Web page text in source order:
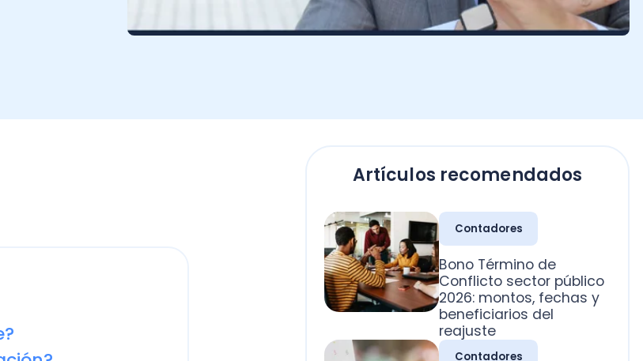
Artículos recomendados
Contadores
Conflicto sector público
2026: montos, fechas y
beneficiarios del
reajuste
Contadores
Calendario
Declaraciones Juradas
2026